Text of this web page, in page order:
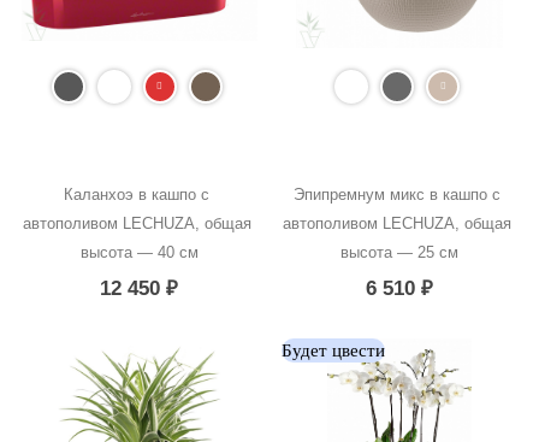
Каланхоэ в кашпо с
автополивом LECHUZA, общая
высота — 40 см
12 450₽
Эпипремнум микс в кашпо с
автополивом LECHUZA, общая
высота — 25 см
6 510₽
Будет цвести